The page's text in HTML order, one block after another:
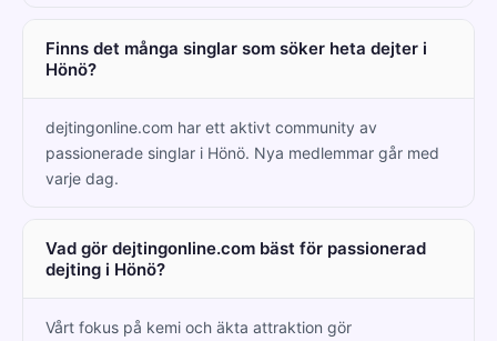
Finns det många singlar som söker heta dejter i
Hönö?
dejtingonline.com har ett aktivt community av
passionerade singlar i Hönö. Nya medlemmar går med
varje dag.
Vad gör dejtingonline.com bäst för passionerad
dejting i Hönö?
Vårt fokus på kemi och äkta attraktion gör